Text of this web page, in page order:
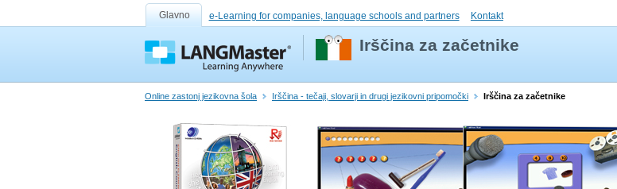
Glavno e-Learning for companies, language schools and partners Kontakt
Irščina za začetnike
Online zastonj jezikovna šola Irščina - tečaji, slovarji in drugi jezikovni pripomočki Irščina za začetnike